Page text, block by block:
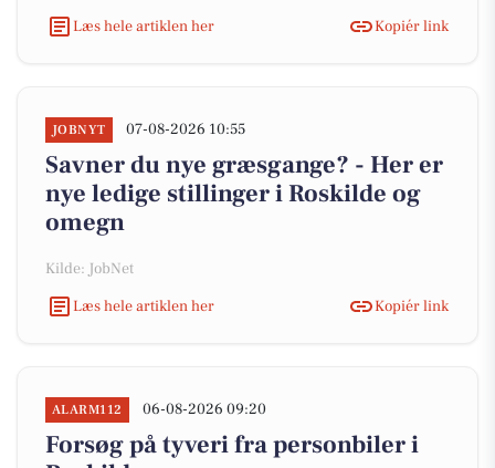
Læs hele artiklen her
Kopiér link
JOBNYT 07-08-2026 10:55
Savner du nye græsgange? - Her er
nye ledige stillinger i Roskilde og
omegn
Kilde: JobNet
Læs hele artiklen her
Kopiér link
ALARM112 06-08-2026 09:20
Forsøg på tyveri fra personbiler i